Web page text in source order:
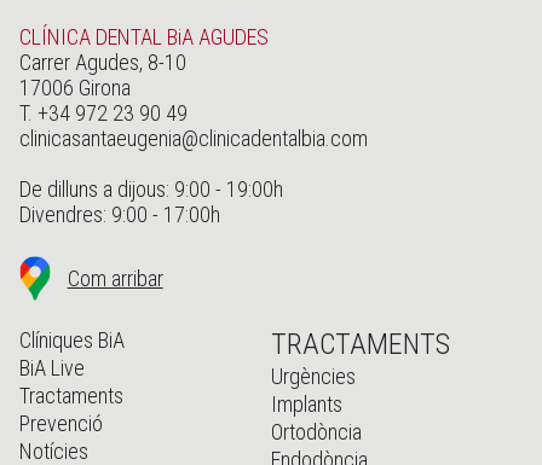
CLÍNICA DENTAL BiA AGUDES
Carrer Agudes, 8-10
17006 Girona
T. +34 972 23 90 49
clinicasantaeugenia@clinicadentalbia.com
De dilluns a dijous: 9:00 - 19:00h
Divendres: 9:00 - 17:00h
Com arribar
Clíniques BiA
BiA Live
Tractaments
Prevenció
Notícies
TRACTAMENTS
Urgències
Implants
Ortodòncia
Endodòncia